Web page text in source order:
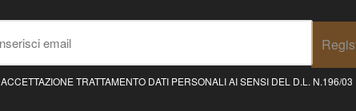
ACCETTAZIONE TRATTAMENTO DATI PERSONALI AI SENSI DEL D.L. N.196/